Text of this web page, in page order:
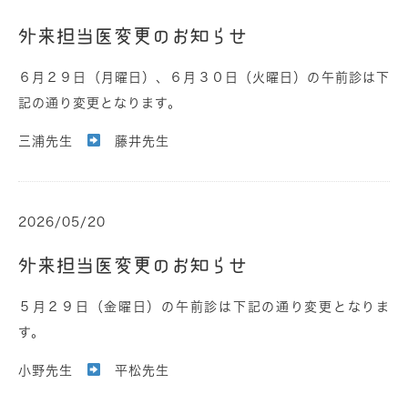
外来担当医変更のお知らせ
６月２９日（月曜日）、６月３０日（火曜日）の午前診は下
記の通り変更となります。
三浦先生 藤井先生
2026/05/20
外来担当医変更のお知らせ
５月２９日（金曜日）の午前診は下記の通り変更となりま
す。
小野先生 平松先生